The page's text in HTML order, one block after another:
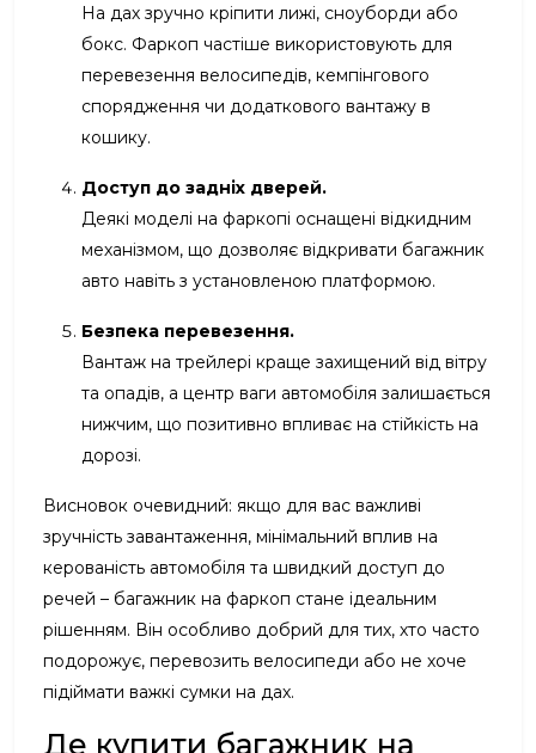
На дах зручно кріпити лижі, сноуборди або
бокс. Фаркоп частіше використовують для
перевезення велосипедів, кемпінгового
спорядження чи додаткового вантажу в
кошику.
Доступ до задніх дверей.
Деякі моделі на фаркопі оснащені відкидним
механізмом, що дозволяє відкривати багажник
авто навіть з установленою платформою.
Безпека перевезення.
Вантаж на трейлері краще захищений від вітру
та опадів, а центр ваги автомобіля залишається
нижчим, що позитивно впливає на стійкість на
дорозі.
Висновок очевидний: якщо для вас важливі
зручність завантаження, мінімальний вплив на
керованість автомобіля та швидкий доступ до
речей – багажник на фаркоп стане ідеальним
рішенням. Він особливо добрий для тих, хто часто
подорожує, перевозить велосипеди або не хоче
підіймати важкі сумки на дах.
Де купити багажник на